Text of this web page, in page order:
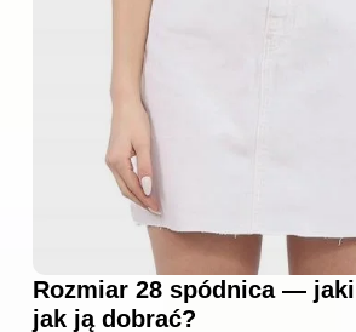
Rozmiar 28 spódnica —
jak ją dobrać?